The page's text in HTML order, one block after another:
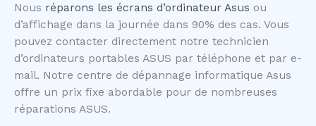
Nous réparons les écrans d’ordinateur Asus ou
d’affichage dans la journée dans 90% des cas. Vous
pouvez contacter directement notre technicien
d’ordinateurs portables ASUS par téléphone et par e-
mail. Notre centre de dépannage informatique Asus
offre un prix fixe abordable pour de nombreuses
réparations ASUS.